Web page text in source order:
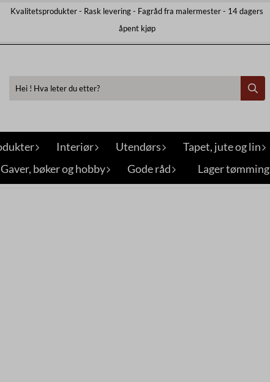
Kvalitetsprodukter - Rask levering - Fagråd fra malermester - 14 dagers
åpent kjøp
Interiør Utendørs Tapet, jute og lin
Gaver, bøker og hobby
Gode råd Lager tømming